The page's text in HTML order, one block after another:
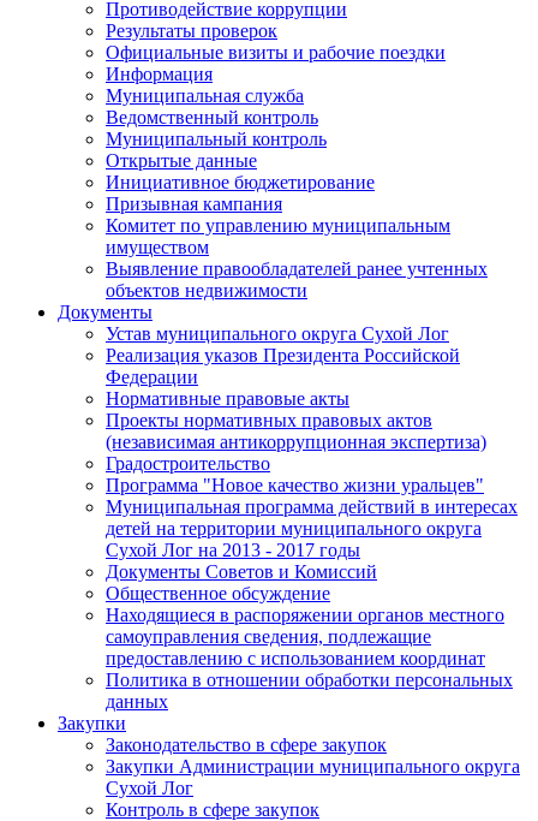
Противодействие коррупции
Результаты проверок
Официальные визиты и рабочие поездки
Информация
Муниципальная служба
Ведомственный контроль
Муниципальный контроль
Открытые данные
Инициативное бюджетирование
Призывная кампания
Комитет по управлению муниципальным
имуществом
Выявление правообладателей ранее учтенных
объектов недвижимости
Документы
Устав муниципального округа Сухой Лог
Реализация указов Президента Российской
Федерации
Нормативные правовые акты
Проекты нормативных правовых актов
(независимая антикоррупционная экспертиза)
Градостроительство
Программа "Новое качество жизни уральцев"
Муниципальная программа действий в интересах
детей на территории муниципального округа
Сухой Лог на 2013 - 2017 годы
Документы Советов и Комиссий
Общественное обсуждение
Находящиеся в распоряжении органов местного
самоуправления сведения, подлежащие
предоставлению с использованием координат
Политика в отношении обработки персональных
данных
Закупки
Законодательство в сфере закупок
Закупки Администрации муниципального округа
Сухой Лог
Контроль в сфере закупок